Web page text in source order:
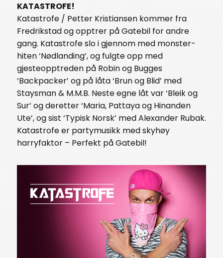
KATASTROFE!
Katastrofe / Petter Kristiansen kommer fra
Fredrikstad og opptrer på Gatebil for andre
gang. Katastrofe slo i gjennom med monster-
hiten ‘Nødlanding’, og fulgte opp med
gjesteopptreden på Robin og Bugges
‘Backpacker’ og på låta ‘Brun og Blid’ med
Staysman & M.M.B. Neste egne låt var ‘Bleik og
Sur’ og deretter ‘Maria, Pattaya og Hinanden
Ute’, og sist ‘Typisk Norsk’ med Alexander Rubak.
Katastrofe er partymusikk med skyhøy
harryfaktor – Perfekt på Gatebil!